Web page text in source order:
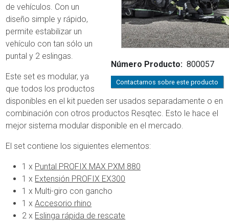
Número Producto 800057
Contactarnos sobre este producto
de vehículos. Con un
diseño simple y rápido,
permite estabilizar un
vehículo con tan sólo un
puntal y 2 eslingas.
Este set es modular, ya
que todos los productos
disponibles en el kit pueden ser usados separadamente o en
combinación con otros productos Resqtec. Esto le hace el
mejor sistema modular disponible en el mercado.
El set contiene los siguientes elementos:
1 x Puntal PROFIX MAX PXM 880
1 x Extensión PROFIX EX300
1 x Multi-giro con gancho
1 xAccesorio rhino
2 x Eslinga rápida de rescate